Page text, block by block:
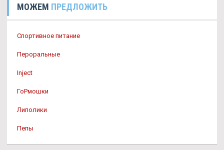
МОЖЕМ ПРЕДЛОЖИТЬ
Спортивное питание
Пероральные
Inject
ГоРмошки
Липолики
Пепы